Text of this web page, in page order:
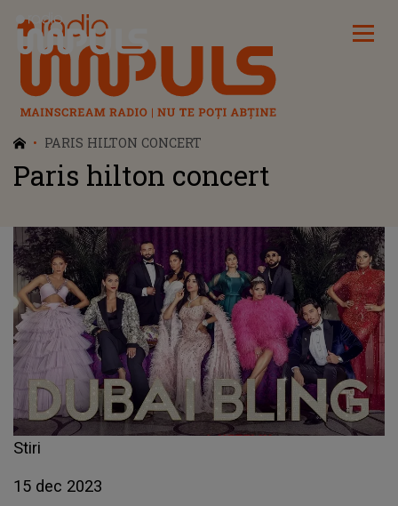
Radio Impuls
PARIS HILTON CONCERT
Paris hilton concert
Stiri
15 dec 2023